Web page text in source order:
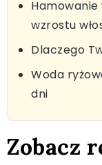
wzrostu
Dlaczego
Woda
dni
Zobacz